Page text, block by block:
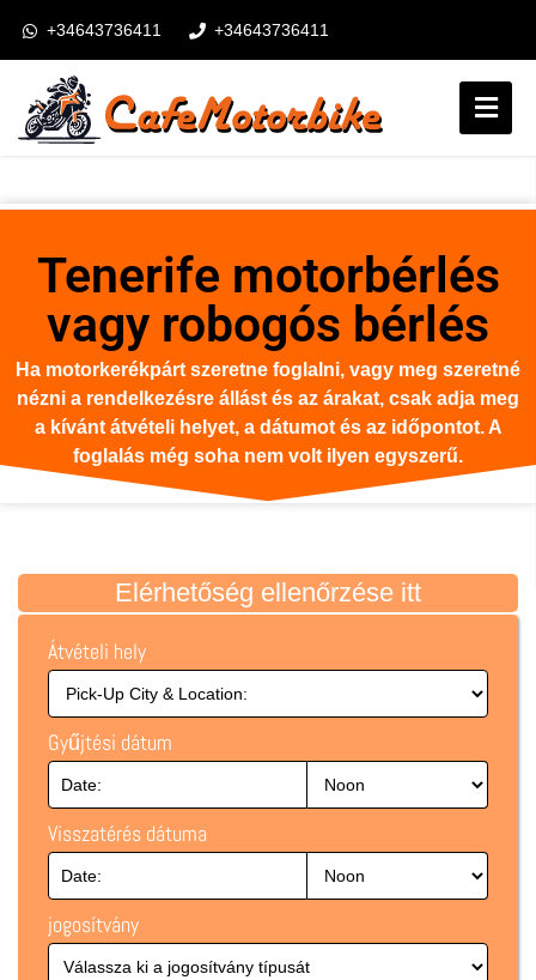
+34643736411 +34643736411
booking@cafemotorbike.com
Kövess minket:
Tenerife motorbérlés
vagy robogós bérlés
Ha motorkerékpárt szeretne foglalni, vagy meg szeretné
nézni a rendelkezésre állást és az árakat, csak adja meg
a kívánt átvételi helyet, a dátumot és az időpontot. A
foglalás még soha nem volt ilyen egyszerű.
Elérhetőség ellenőrzése itt
Átvételi hely
Gyűjtési dátum
Visszatérés dátuma
jogosítvány